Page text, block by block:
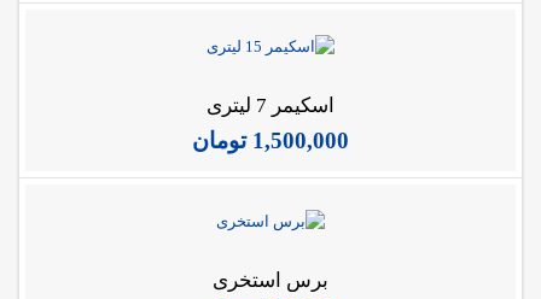
اسکیمر 7 لیتری
1,500,000 تومان
برس استخری